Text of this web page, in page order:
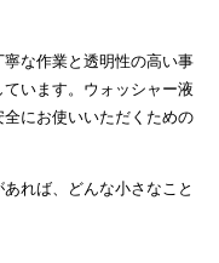
な作業と透明性の高い事
います。ウォッシャー液
にお使いいただくための
れば、どんな小さなこと